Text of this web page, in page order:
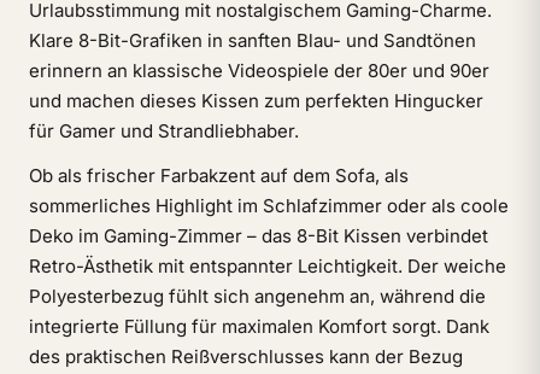
Urlaubsstimmung mit nostalgischem Gaming-Charme.
Klare 8-Bit-Grafiken in sanften Blau- und Sandtönen
erinnern an klassische Videospiele der 80er und 90er
und machen dieses Kissen zum perfekten Hingucker
für Gamer und Strandliebhaber.
Ob als frischer Farbakzent auf dem Sofa, als
sommerliches Highlight im Schlafzimmer oder als coole
Deko im Gaming-Zimmer – das 8-Bit Kissen verbindet
Retro-Ästhetik mit entspannter Leichtigkeit. Der weiche
Polyesterbezug fühlt sich angenehm an, während die
integrierte Füllung für maximalen Komfort sorgt. Dank
des praktischen Reißverschlusses kann der Bezug